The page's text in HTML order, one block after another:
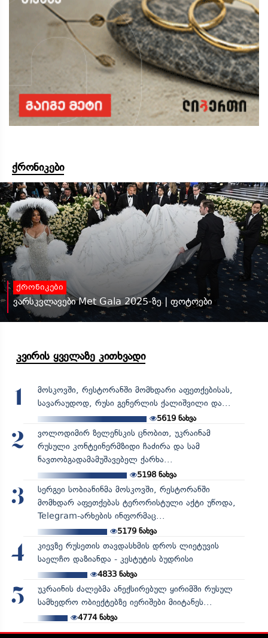
ქრონიკები
ქრონიკები
ვარსკვლავები Met Gala 2025-ზე | ფოტოები
კვირის ყველაზე კითხვადი
1
მოსკოვში, რესტორანში მომხდარი აფეთქებისას,
სავარაუდოდ, რუსი გენერლის ქალიშვილი და...
5619 ნახვა
2
ვოლოდიმირ ზელენსკის ცნობით, უკრაინამ
რუსული კონტეინერმზიდი ჩაძირა და სამ
ნავთობგადამამუშავებელ ქარხა...
5198ნახვა
3
სერგეი სობიანინმა მოსკოვში, რესტორანში
მომხდარ აფეთქებას ტერორისტული აქტი უწოდა,
Telegram-არხების ინფორმაც...
5179ნახვა
4
კიევზე რუსეთის თავდასხმის დროს ლიეტუვის
საელჩო დაზიანდა - კესტუტის ბუდრისი
4833ნახვა
5
უკრაინის ძალებმა ანექსირებულ ყირიმში რუსულ
სამხედრო ობიექტებზე იერიშები მიიტანეს...
4774ნახვა